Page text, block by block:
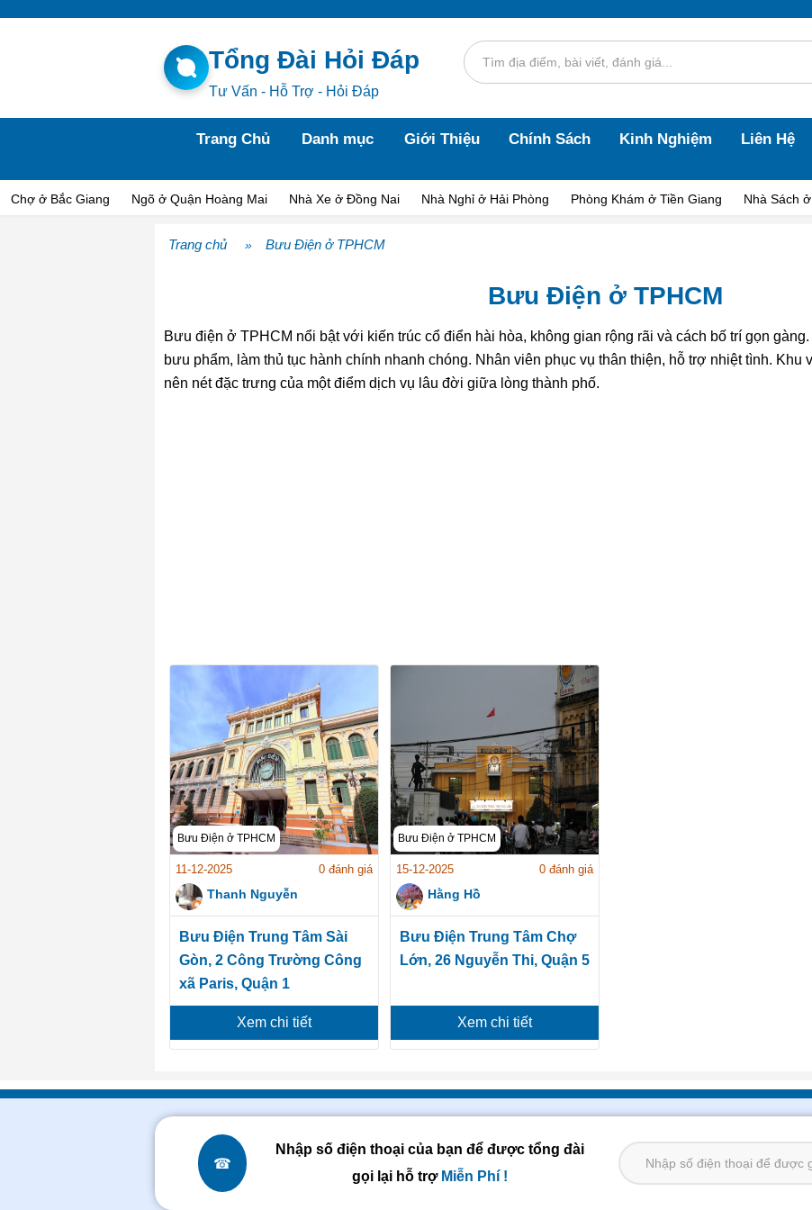
Tổng Đài Hỏi Đáp
Tư Vấn - Hỗ Trợ - Hỏi Đáp
Trang Chủ Danh mục Giới Thiệu Chính Sách Kinh Nghiệm Liên Hệ
Chợ ở Bắc Giang Ngõ ở Quận Hoàng Mai Nhà Xe ở Đồng Nai Nhà Nghỉ ở Hải Phòng Phòng Khám ở Tiền Giang Nhà Sách
Trang chủ » Bưu Điện ở TPHCM
Bưu Điện ở TPHCM
Bưu điện ở TPHCM nổi bật với kiến trúc cổ điển hài hòa, không gian rộng rãi và cách bố trí gọn
bưu phẩm, làm thủ tục hành chính nhanh chóng. Nhân viên phục vụ thân thiện, hỗ trợ nhiệt tình. Khu
nên nét đặc trưng của một điểm dịch vụ lâu đời giữa lòng thành phố.
Bưu Điện ở TPHCM
11-12-2025 0 đánh giá
Thanh Nguyễn
Bưu Điện Trung Tâm Sài
Gòn, 2 Công Trường Công
xã Paris, Quận 1
Xem chi tiết
Bưu Điện ở TPHCM
15-12-2025 0 đánh giá
Hằng Hồ
Bưu Điện Trung Tâm Chợ
Lớn, 26 Nguyễn Thi, Quận 5
Xem chi tiết
☎
Nhập số điện thoại của bạn để được tổng đài
gọi lại hỗ trợ Miễn Phí !